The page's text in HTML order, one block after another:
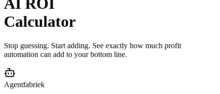
AI ROI
Calculator
Stop guessing. Start adding. See exactly how much profit
automation can add to your bottom line.
Agentfabriek